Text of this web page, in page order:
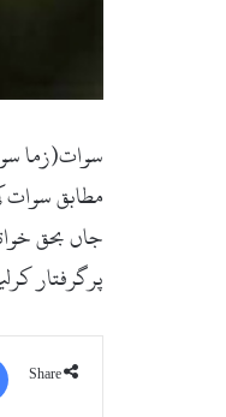
سوات(زما
مطابق سوات
جاں بحق
پرگرفتار
Share